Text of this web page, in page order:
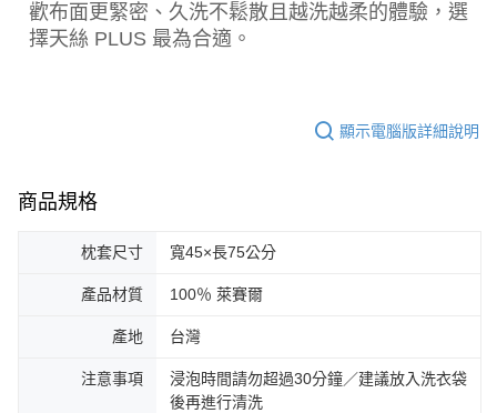
歡布面更緊密、久洗不鬆散且越洗越柔的體驗，選
擇天絲 PLUS 最為合適。
顯示電腦版詳細說明
商品規格
枕套尺寸 寬45×長75公分
產品材質 100％ 萊賽爾
產地 台灣
注意事項
浸泡時間請勿超過30分鐘／建議放入洗衣袋
後再進行清洗